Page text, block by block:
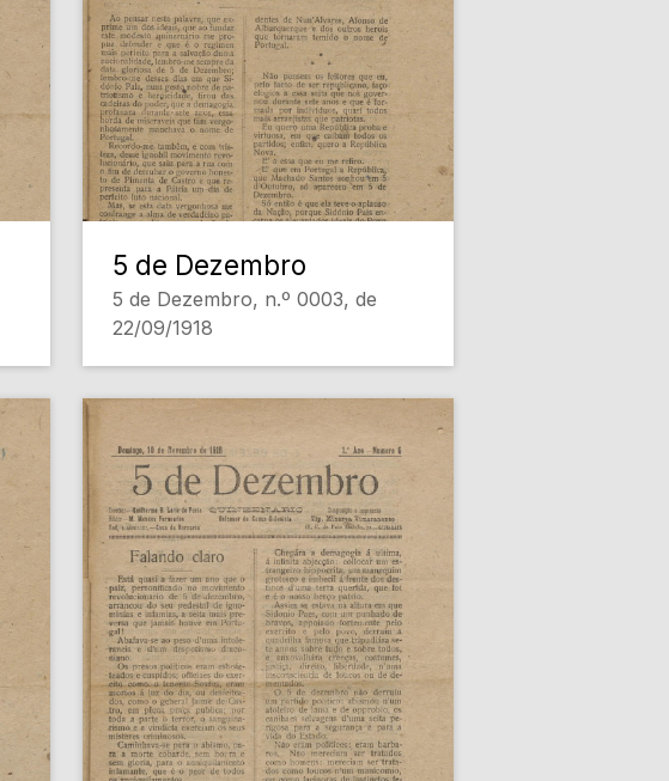
5 de Dezembro
5 de Dezembro, n.º 0003, de
22/09/1918